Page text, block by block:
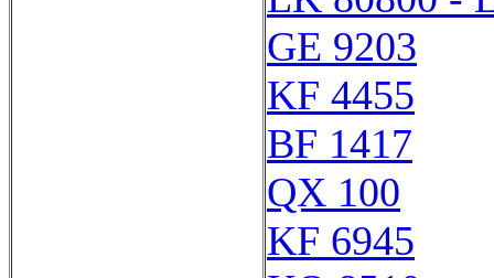
GE 9203
KF 4455
BF 1417
QX 100
KF 6945